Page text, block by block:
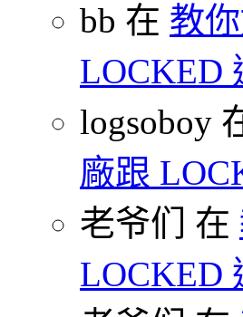
bb 在 教
LOCKED
logsoboy
廠跟
老爷们 在
LOCKED